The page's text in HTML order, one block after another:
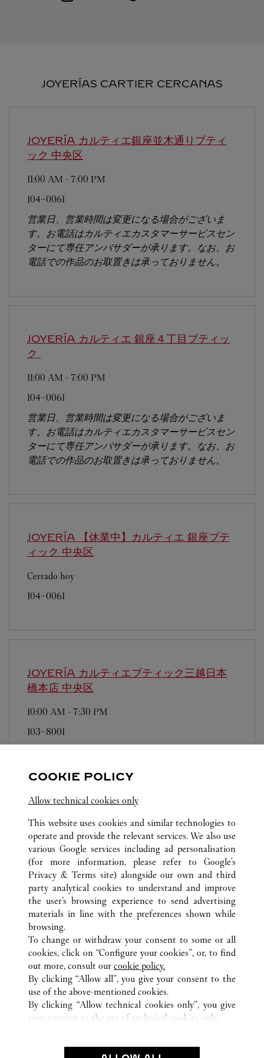
JOYERÍAS CARTIER CERCANAS
JOYERÍA カルティエ銀座並木通りブティ
ック 中央区
11:00 AM - 7:00 PM
104-0061
営業日、営業時間は変更になる場合がございま
す。お電話はカルティエカスタマーサービスセン
ターにて専任アンバサダーが承ります。なお、お
電話での作品のお取置きは承っておりません。
JOYERÍA カルティエ 銀座４丁目ブティッ
ク
11:00 AM - 7:00 PM
104-0061
営業日、営業時間は変更になる場合がございま
す。お電話はカルティエカスタマーサービスセン
ターにて専任アンバサダーが承ります。なお、お
電話での作品のお取置きは承っておりません。
JOYERÍA 【休業中】カルティエ 銀座ブテ
ィック 中央区
Cerrado hoy
104-0061
JOYERÍA カルティエブティック三越日本
橋本店 中央区
10:00 AM - 7:30 PM
103-8001
ターにて専任アンバサダーが承ります。なお、お
電話での作品のお取置きは承っておりません。
TODAS LAS UBICACIONES DE CARTIER JAPÓN
東京都
中央区
銀座6-10-1
CUSTOMER CARE
OUR COMPANY
CAREERS
COOKIE POLICY
Allow technical cookies only
This website uses cookies and similar technologies to
operate and provide the relevant services. We also use
various Google services including ad personalisation
(for more information, please refer to Google's
Privacy & Terms site) alongside our own and third
party analytical cookies to understand and improve
the user’s browsing experience to send advertising
materials in line with the preferences shown while
browsing.
To change or withdraw your consent to some or all
cookies, click on “Configure your cookies”, or, to find
out more, consult our cookie policy.
By clicking “Allow all”, you give your consent to the
use of the above-mentioned cookies.
By clicking “Allow technical cookies only”, you give
your consent to the use of technical cookies only.